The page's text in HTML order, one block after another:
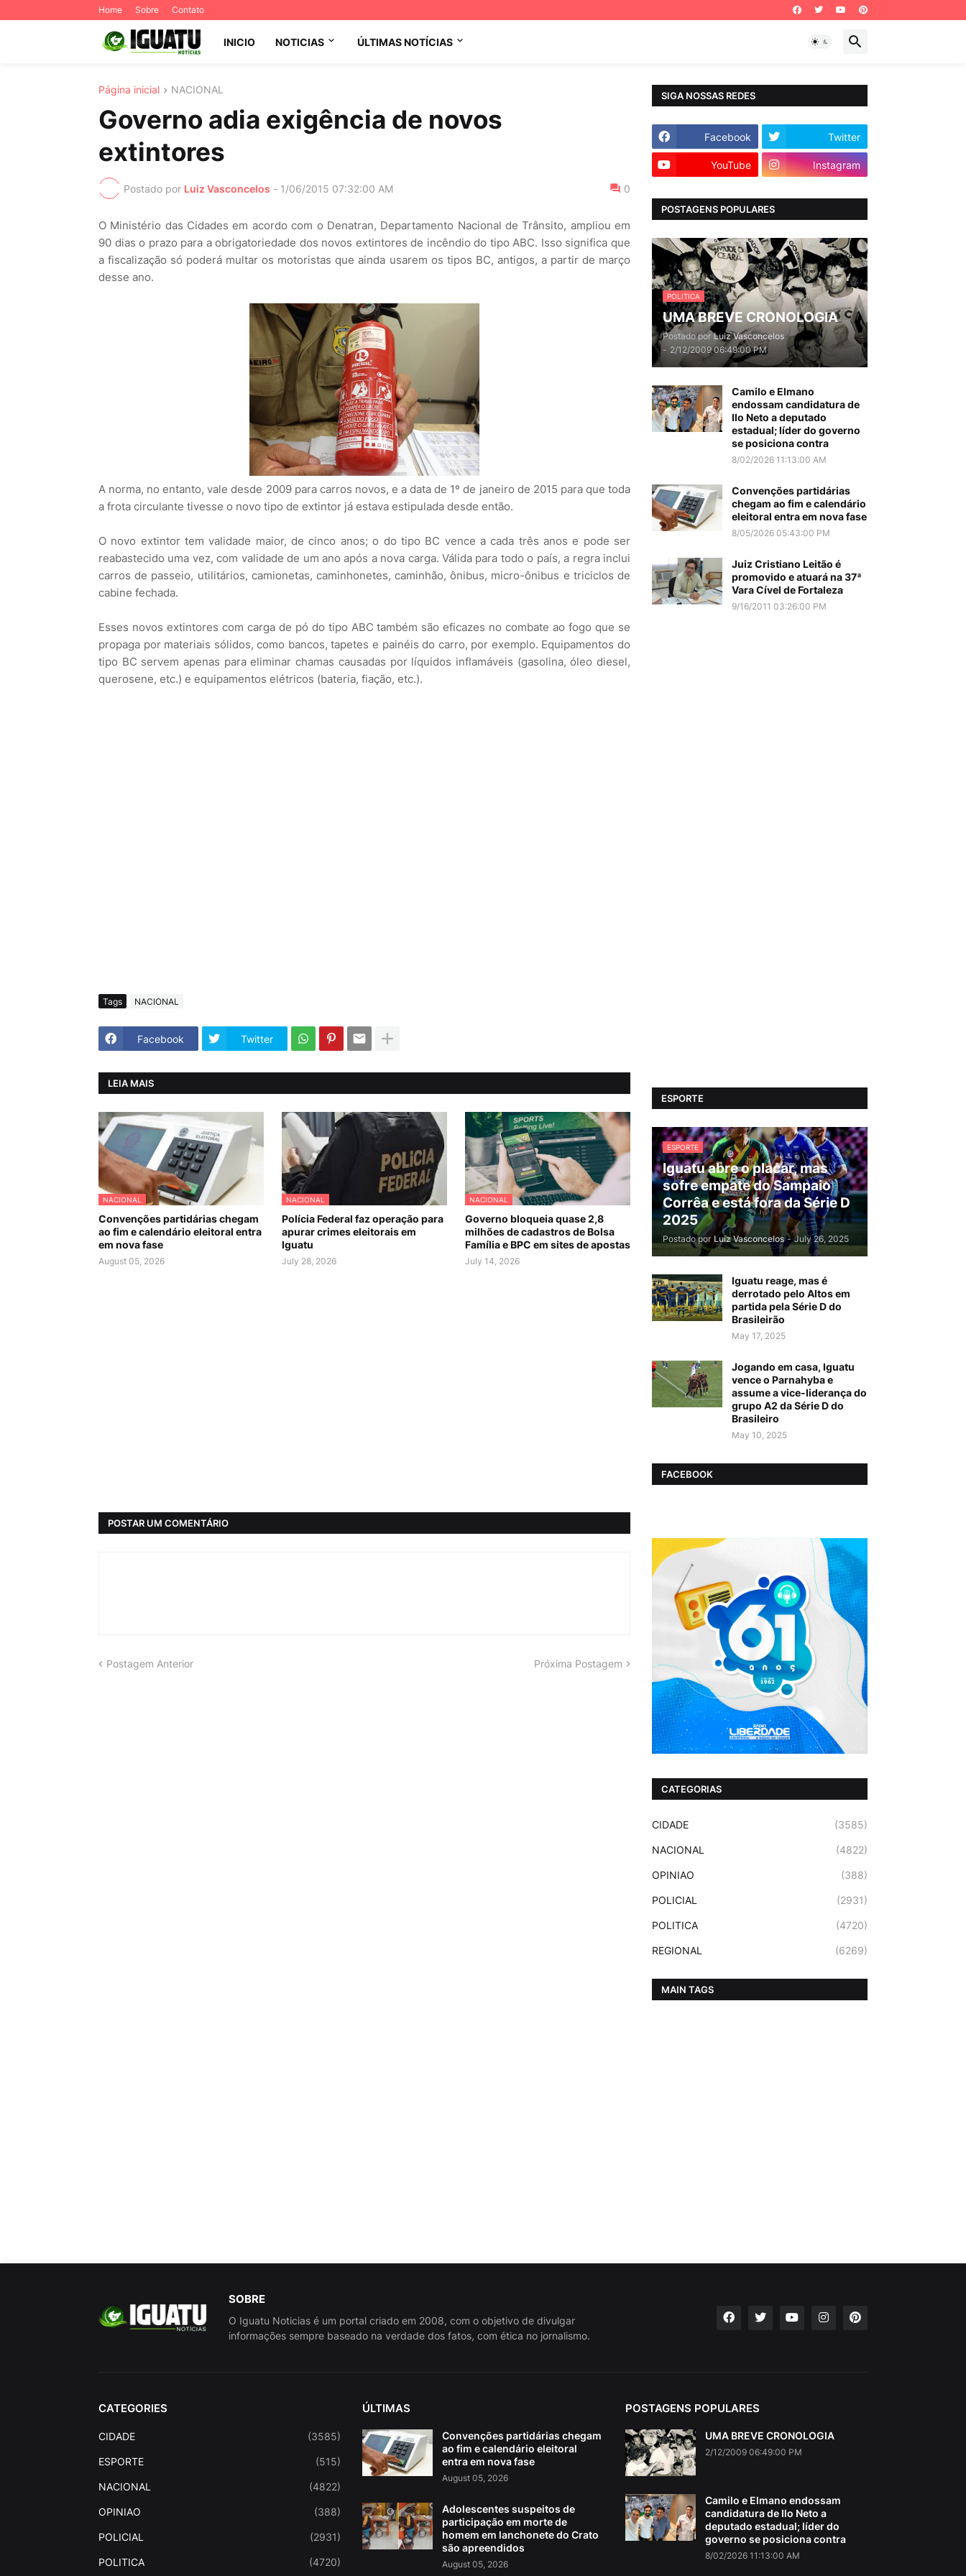
Home Sobre Contato
INICIO NOTICIAS ÚLTIMAS NOTÍCIAS
Página inicial NACIONAL
Governo adia exigência de novos
extintores
Postado por Luiz Vasconcelos - 1/06/2015 07:32:00 AM 0
O Ministério das Cidades em acordo com o Denatran, Departamento Nacional de Trânsito, ampliou em
90 dias o prazo para a obrigatoriedade dos novos extintores de incêndio do tipo ABC. Isso significa que
a fiscalização só poderá multar os motoristas que ainda usarem os tipos BC, antigos, a partir de março
desse ano.
A norma, no entanto, vale desde 2009 para carros novos, e a data de 1º de janeiro de 2015 para que toda
a frota circulante tivesse o novo tipo de extintor já estava estipulada desde então.
O novo extintor tem validade maior, de cinco anos; o do tipo BC vence a cada três anos e pode ser
reabastecido uma vez, com validade de um ano após a nova carga. Válida para todo o país, a regra inclui
carros de passeio, utilitários, camionetas, caminhonetes, caminhão, ônibus, micro-ônibus e triciclos de
cabine fechada.
Esses novos extintores com carga de pó do tipo ABC também são eficazes no combate ao fogo que se
propaga por materiais sólidos, como bancos, tapetes e painéis do carro, por exemplo. Equipamentos do
tipo BC servem apenas para eliminar chamas causadas por líquidos inflamáveis (gasolina, óleo diesel,
querosene, etc.) e equipamentos elétricos (bateria, fiação, etc.).
Tags NACIONAL
Facebook Twitter
LEIA MAIS
NACIONAL
Convenções partidárias chegam
ao fim e calendário eleitoral entra
em nova fase
August 05, 2026
NACIONAL
Polícia Federal faz operação para
apurar crimes eleitorais em
Iguatu
July 28, 2026
NACIONAL
Governo bloqueia quase 2,8
milhões de cadastros de Bolsa
Família e BPC em sites de apostas
July 14, 2026
POSTAR UM COMENTÁRIO
Postagem Anterior Próxima Postagem
SIGA NOSSAS REDES
Facebook Twitter
YouTube Instagram
POSTAGENS POPULARES
POLITICA
UMA BREVE CRONOLOGIA
Postado por Luiz Vasconcelos
- 2/12/2009 06:49:00 PM
Camilo e Elmano
endossam candidatura de
Ilo Neto a deputado
estadual; líder do governo
se posiciona contra
8/02/2026 11:13:00 AM
Convenções partidárias
chegam ao fim e calendário
eleitoral entra em nova fase
8/05/2026 05:43:00 PM
Juiz Cristiano Leitão é
promovido e atuará na 37ª
Vara Cível de Fortaleza
9/16/2011 03:26:00 PM
ESPORTE
ESPORTE
Iguatu abre o placar, mas
sofre empate do Sampaio
Corrêa e está fora da Série D
2025
Postado por Luiz Vasconcelos - July 26, 2025
Iguatu reage, mas é
derrotado pelo Altos em
partida pela Série D do
Brasileirão
May 17, 2025
Jogando em casa, Iguatu
vence o Parnahyba e
assume a vice-liderança do
grupo A2 da Série D do
Brasileiro
May 10, 2025
FACEBOOK
CATEGORIAS
CIDADE (3585)
NACIONAL (4822)
OPINIAO (388)
POLICIAL (2931)
POLITICA (4720)
REGIONAL (6269)
MAIN TAGS
SOBRE
O Iguatu Noticias é um portal criado em 2008, com o objetivo de divulgar
informações sempre baseado na verdade dos fatos, com ética no jornalismo.
CATEGORIES
CIDADE (3585)
ESPORTE (515)
NACIONAL (4822)
OPINIAO (388)
POLICIAL (2931)
POLITICA (4720)
ÚLTIMAS
Convenções partidárias chegam
ao fim e calendário eleitoral
entra em nova fase
August 05, 2026
Adolescentes suspeitos de
participação em morte de
homem em lanchonete do Crato
são apreendidos
August 05, 2026
POSTAGENS POPULARES
UMA BREVE CRONOLOGIA
2/12/2009 06:49:00 PM
Camilo e Elmano endossam
candidatura de Ilo Neto a
deputado estadual; líder do
governo se posiciona contra
8/02/2026 11:13:00 AM